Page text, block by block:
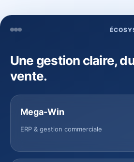
Une gestion claire,
vente.
Mega-Win
ERP & gestion commerciale